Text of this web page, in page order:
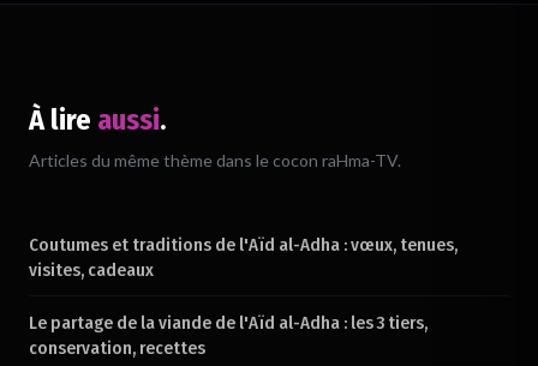
Chargement du verset…
À lire aussi.
Articles du même thème dans le cocon raHma-TV.
Coutumes et traditions de l'Aïd al-Adha : vœux, tenues,
visites, cadeaux
Le partage de la viande de l'Aïd al-Adha : les 3 tiers,
conservation, recettes